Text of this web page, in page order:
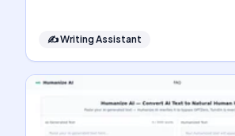
✍️Writing Assistant